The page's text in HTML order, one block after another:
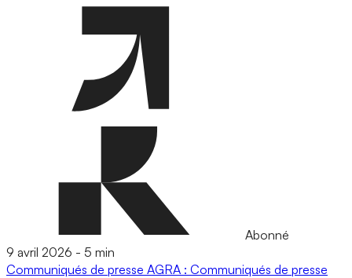
Abonné
9 avril 2026 - 5 min
Communiqués de presse AGRA : Communiqués de presse